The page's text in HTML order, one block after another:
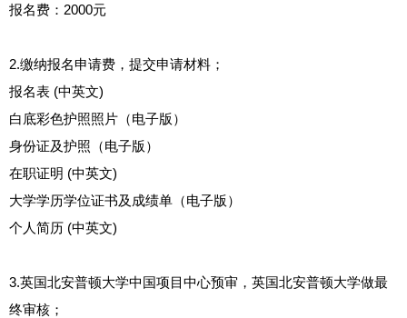
报名费：2000元
2.缴纳报名申请费，提交申请材料；
报名表 (中英文)
白底彩色护照照片（电子版）
身份证及护照（电子版）
在职证明 (中英文)
大学学历学位证书及成绩单（电子版）
个人简历 (中英文)
3.英国北安普顿大学中国项目中心预审，英国北安普顿大学做最
终审核；